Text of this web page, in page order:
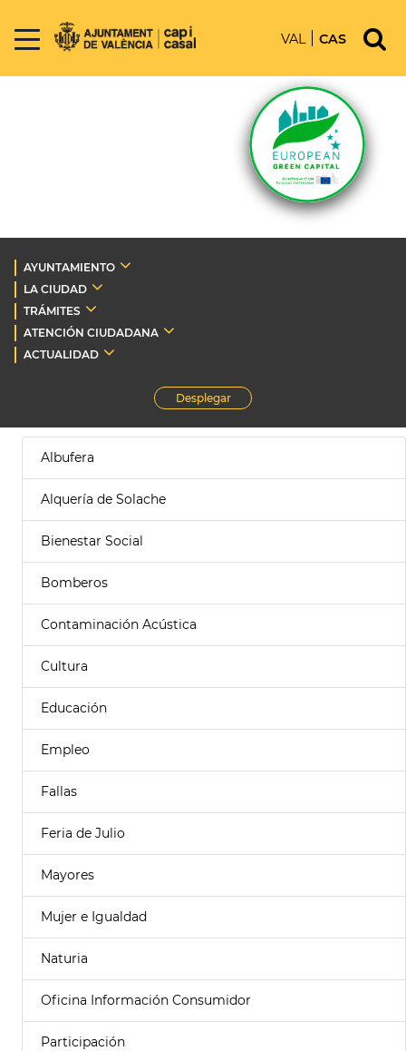
VAL CAS
AYUNTAMIENTO
LA CIUDAD
TRÁMITES
ATENCIÓN CIUDADANA
ACTUALIDAD
Desplegar
Albufera
Alquería de Solache
Bienestar Social
Bomberos
Contaminación Acústica
Cultura
Educación
Empleo
Fallas
Feria de Julio
Mayores
Mujer e Igualdad
Naturia
Oficina Información Consumidor
Participación